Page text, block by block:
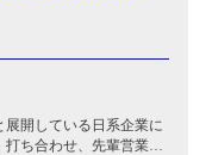
開している日系企業に
ち合わせ、先輩営業マ